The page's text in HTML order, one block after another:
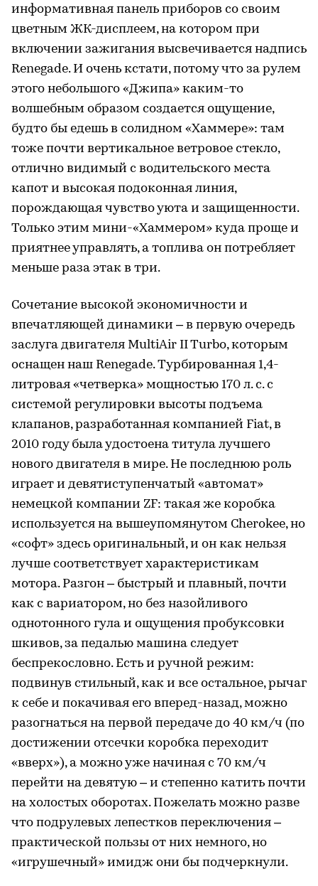
информативная панель приборов со своим
цветным ЖК-дисплеем, на котором при
включении зажигания высвечивается надпись
Renegade. И очень кстати, потому что за рулем
этого небольшого «Джипа» каким-то
волшебным образом создается ощущение,
будто бы едешь в солидном «Хаммере»: там
тоже почти вертикальное ветровое стекло,
отлично видимый с водительского места
капот и высокая подоконная линия,
порождающая чувство уюта и защищенности.
Только этим мини-«Хаммером» куда проще и
приятнее управлять, а топлива он потребляет
меньше раза этак в три.
Сочетание высокой экономичности и
впечатляющей динамики – в первую очередь
заслуга двигателя MultiAir II Turbo, которым
оснащен наш Renegade. Турбированная 1,4-
литровая «четверка» мощностью 170 л. с. с
системой регулировки высоты подъема
клапанов, разработанная компанией Fiat, в
2010 году была удостоена титула лучшего
нового двигателя в мире. Не последнюю роль
играет и девятиступенчатый «автомат»
немецкой компании ZF: такая же коробка
используется на вышеупомянутом Cherokee, но
«софт» здесь оригинальный, и он как нельзя
лучше соответствует характеристикам
мотора. Разгон – быстрый и плавный, почти
как с вариатором, но без назойливого
однотонного гула и ощущения пробуксовки
шкивов, за педалью машина следует
беспрекословно. Есть и ручной режим:
подвинув стильный, как и все остальное, рычаг
к себе и покачивая его вперед-назад, можно
разогнаться на первой передаче до 40 км/ч (по
достижении отсечки коробка переходит
«вверх»), а можно уже начиная с 70 км/ч
перейти на девятую – и степенно катить почти
на холостых оборотах. Пожелать можно разве
что подрулевых лепестков переключения –
практической пользы от них немного, но
«игрушечный» имидж они бы подчеркнули.